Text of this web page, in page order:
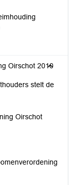
Oirschot 2010
stelt de
Oirschot